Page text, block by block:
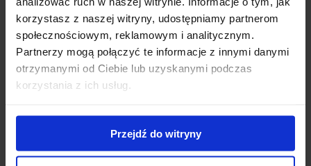
korzystasz z naszej witryny, udostępniamy partnerom
społecznościowym, reklamowym i analitycznym.
Partnerzy mogą połączyć te informacje z innymi danymi
otrzymanymi od Ciebie lub uzyskanymi podczas
korzystania z ich usług.
Przejdź do witryny